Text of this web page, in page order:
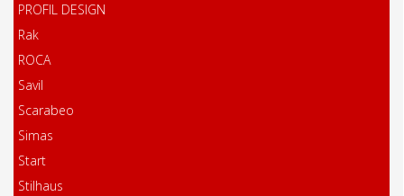
PROFIL DESIGN
Rak
ROCA
Savil
Scarabeo
Simas
Start
Stilhaus